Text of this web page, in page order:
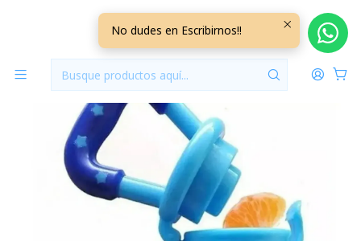
Lactancia y Alimentacion Chupete para Fruta Azul
No dudes en Escribirnos!!